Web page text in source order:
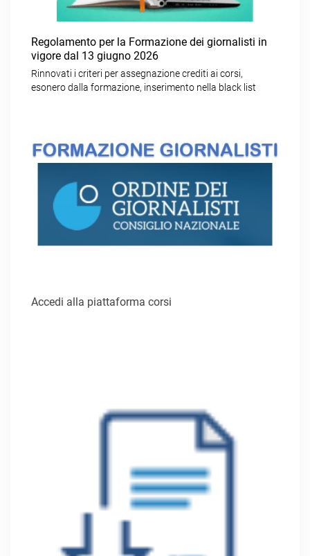
Regolamento per la Formazione dei giornalisti in
vigore dal 13 giugno 2026
Rinnovati i criteri per assegnazione crediti ai corsi,
esonero dalla formazione, inserimento nella black list
Accedi alla piattaforma corsi